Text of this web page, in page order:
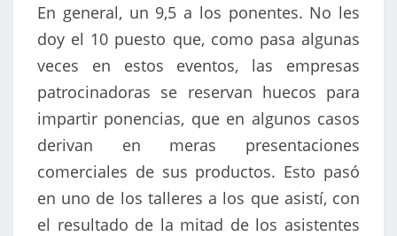
En general, un 9,5 a los ponentes. No les
doy el 10 puesto que, como pasa algunas
veces en estos eventos, las empresas
patrocinadoras se reservan huecos para
impartir ponencias, que en algunos casos
derivan en meras presentaciones
comerciales de sus productos. Esto pasó
en uno de los talleres a los que asistí, con
el resultado de la mitad de los asistentes